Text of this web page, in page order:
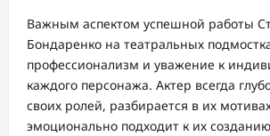
Важным аспектом успешной работы
Бондаренко на театральных
профессионализм и уважение к
каждого персонажа. Актер всегда
своих ролей, разбирается в их
эмоционально подходит к их